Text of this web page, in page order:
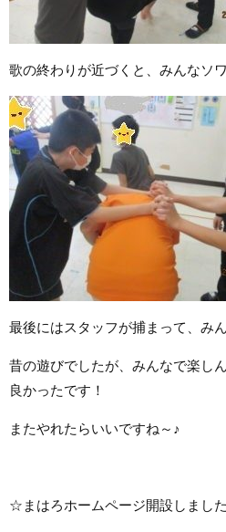
歌の終わりが近づくと、みんなソ
最後にはスタッフが捕まって、み
昔の遊びでしたが、みんなで楽し
良かったです！
またやれたらいいですね～♪
☆まはろホームページ開設しまし